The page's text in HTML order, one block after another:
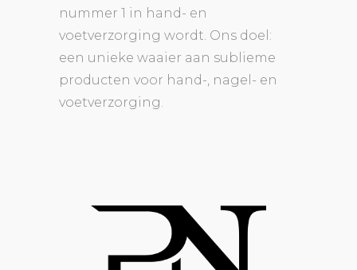
nummer 1 in hand- en
voetverzorging wordt. Ons doel:
een unieke waaier aan sublieme
producten voor hand-, nagel- en
voetverzorging.